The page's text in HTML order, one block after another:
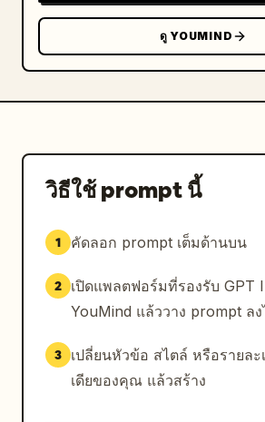
ดู YOUMIND
วิธีใช้ prompt นี้
1 คัดลอก prompt เต็มด้านบน
2
เปิดแพลตฟอร์มที่รองรับ GPT
YouMind แล้ววาง prompt ลง
3
เปลี่ยนหัวข้อ สไตล์ หรือรายละ
เดียของคุณ แล้วสร้าง